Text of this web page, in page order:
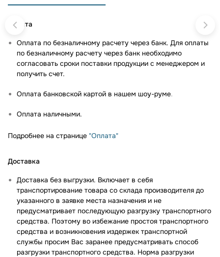
Оплата
Оплата по безналичному расчету через банк. Для оплаты
по безналичному расчету через банк необходимо
согласовать сроки поставки продукции с менеджером и
получить счет.
Оплата банковской картой в нашем шоу-руме.
Оплата наличными.
Подробнее на странице "Оплата"
Доставка
Доставка без выгрузки. Включает в себя
транспортирование товара со склада производителя до
указанного в заявке места назначения и не
предусматривает последующую разгрузку транспортного
средства. Поэтому во избежание простоя транспортного
средства и возникновения издержек транспортной
службы просим Вас заранее предусматривать способ
разгрузки транспортного средства. Норма разгрузки